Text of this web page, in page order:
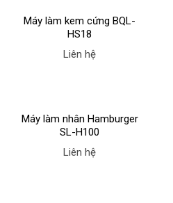
Máy làm kem cứng BQL-
HS18
Liên hệ
Máy làm nhân Hamburger
SL-H100
Liên hệ